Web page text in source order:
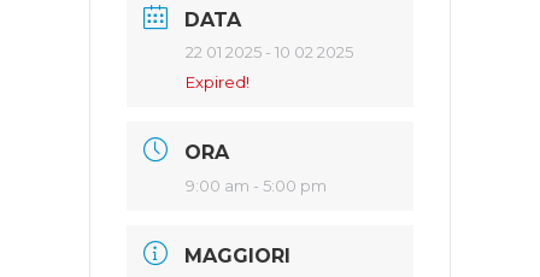
DATA
22 01 2025 - 10 02 2025
Expired!
ORA
9:00 am - 5:00 pm
MAGGIORI